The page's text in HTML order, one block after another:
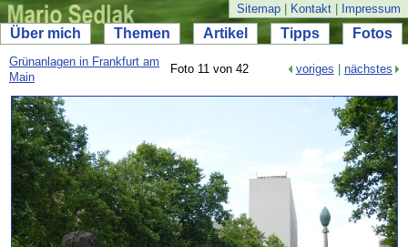
Sitemap Kontakt Impressum
Über mich Themen Artikel Tipps Fotos
Grünanlagen in Frankfurt am
Main
Foto 11 von 42 voriges nächstes